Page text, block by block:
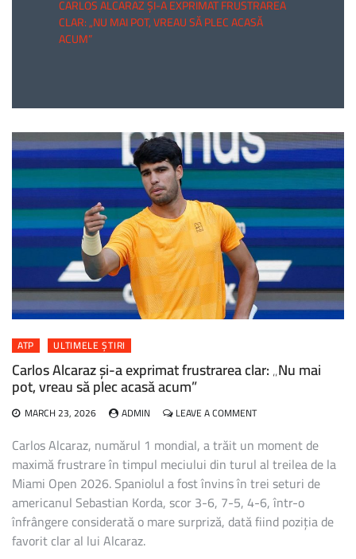
CARLOS ALCARAZ ȘI-A EXPRIMAT FRUSTRAREA
CLAR: „NU MAI POT, VREAU SĂ PLEC ACASĂ
ACUM”
ATP ULTIMELE ȘTIRI
Carlos Alcaraz și-a exprimat frustrarea clar: „Nu mai
pot, vreau să plec acasă acum”
MARCH 23, 2026 ADMIN LEAVE A COMMENTON
ALCARAZ
ȘI-
A
EXPRIMAT
FRUSTRAREA
CLAR:
„NU
Carlos Alcaraz, numărul 1 mondial, a trăit un moment de
maximă frustrare în timpul meciului din turul al treilea de la
Miami Open 2026. Spaniolul a fost învins în trei seturi de
americanul Sebastian Korda, scor 3-6, 7-5, 4-6, într-o
înfrângere considerată o mare surpriză, dată fiind poziția de
favorit clar al lui Alcaraz.